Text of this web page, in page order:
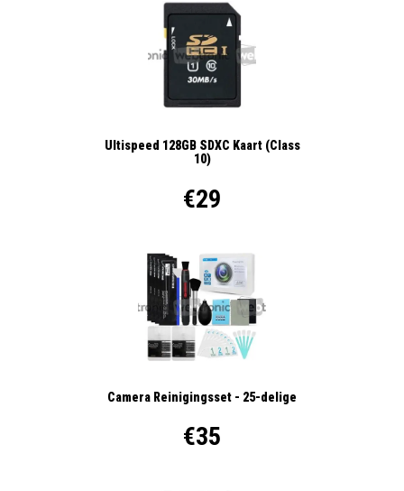
Ultispeed 128GB SDXC Kaart (Class
10)
€29
Camera Reinigingsset - 25-delige
€35